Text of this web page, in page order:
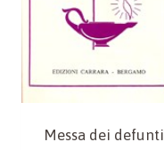
Messa dei defunti